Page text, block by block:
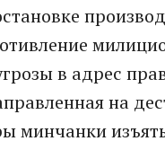
в адрес
на
минчанки